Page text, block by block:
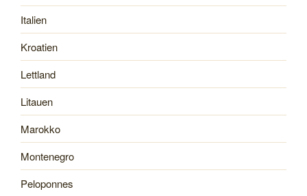
Italien
Kroatien
Lettland
Litauen
Marokko
Montenegro
Peloponnes